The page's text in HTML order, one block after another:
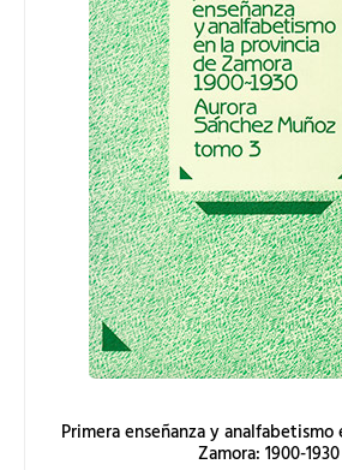
Primera enseñanza y
Zamora: 1900-1930